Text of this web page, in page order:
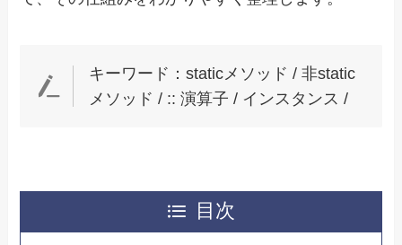
キーワード：staticメソッド / 非static
メソッド / :: 演算子 / インスタンス /
目次